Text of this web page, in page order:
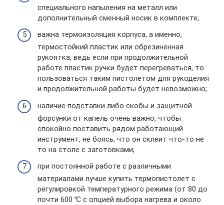
специального напыления на металл или
дополнительный сменный носик в комплекте;
важна термоизоляция корпуса, а именно,
термостойкий пластик или обрезиненная
рукоятка, ведь если при продолжительной
работе пластик ручки будет перегреваться, то
пользоваться таким пистолетом для рукоделия
и продолжительной работы будет невозможно;
наличие подставки либо скобы и защитной
форсунки от капель очень важно, чтобы
спокойно поставить рядом работающий
инструмент, не боясь, что он склеит что-то не
то на столе с заготовками;
при постоянной работе с различными
материалами лучше купить термопистолет с
регулировкой температурного режима (от 80 до
почти 600 ℃ с опцией выбора нагрева и около